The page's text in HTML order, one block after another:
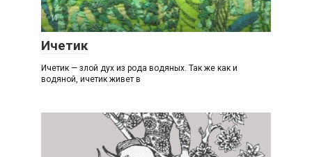
И
Ичетик
Ичетик — злой дух из рода водяных. Так же как и
водяной, ичетик живет в